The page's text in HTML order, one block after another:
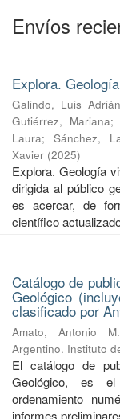
Envíos
Explora.
Galindo, Luis Adrián
Gutiérrez, Mariana;
Laura; Sánchez,
Xavier (2025)
Explora. Geología
dirigida al público
es acercar, de
científico
Catálogo de
Geológico
clasificado por
Amato, Antonio M.
Argentino. Instituto
El catálogo de
Geológico, es
ordenamiento
informes